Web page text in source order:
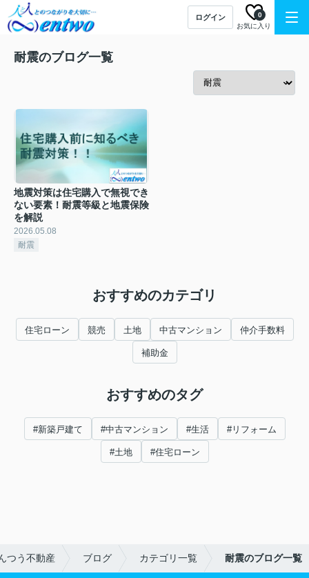
ログイン
お気に入り
0
耐震のブログ一覧
地震対策は住宅購入で無視でき
ない要素！耐震等級と地震保険
を解説
2026.05.08
耐震
おすすめのカテゴリ
住宅ローン 競売 土地 中古マンション 仲介手数料
補助金
おすすめのタグ
#新築戸建て #中古マンション #生活 #リフォーム
#土地 #住宅ローン
つう不動産 ブログ カテゴリ一覧 耐震のブログ一覧